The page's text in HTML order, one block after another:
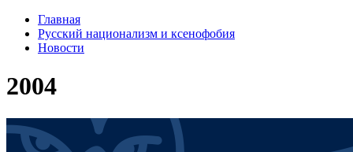
Главная
Русский национализм и ксенофобия
Новости
2004